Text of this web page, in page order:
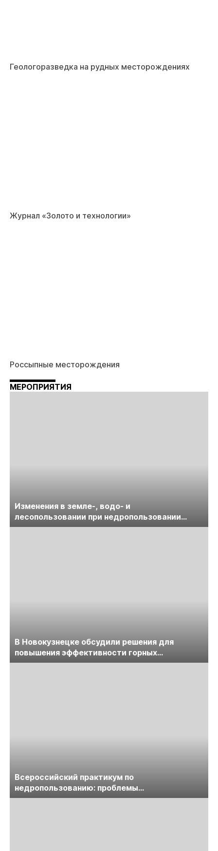
Геологоразведка на рудных месторождениях
Журнал «Золото и технологии»
Россыпные месторождения
МЕРОПРИЯТИЯ
Изменения в земле-, водо- и
лесопользовании при недропользовании
обсудят на семинаре «ПравоТЭК»
В Новокузнецке обсудили решения для
повышения эффективности горных
предприятий
Всероссийский практикум по
недропользованию: проблемы
лицензирования, цифровизации, экспертизы